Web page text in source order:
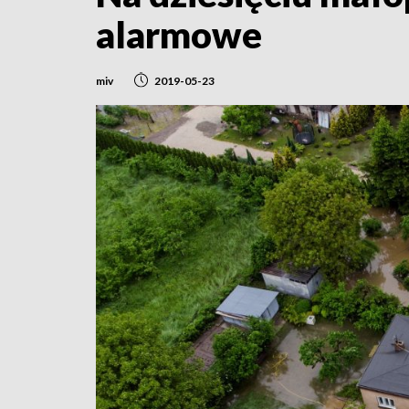
alarmowe
miv 2019-05-23